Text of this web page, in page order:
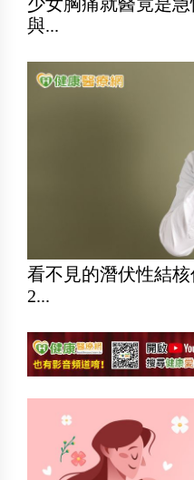
與...
看不見的潛伏性結
2...